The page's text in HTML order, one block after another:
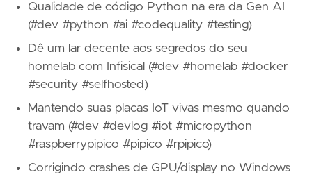
Qualidade de código Python na era da Gen AI
(#dev #python #ai #codequality #testing)
Dê um lar decente aos segredos do seu
homelab com Infisical (#dev #homelab #docker
#security #selfhosted)
Mantendo suas placas IoT vivas mesmo quando
travam (#dev #devlog #iot #micropython
#raspberrypipico #pipico #rpipico)
Corrigindo crashes de GPU/display no Windows